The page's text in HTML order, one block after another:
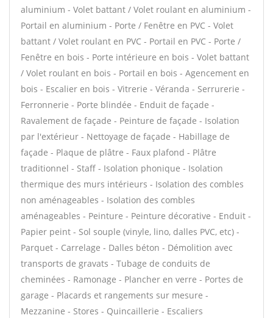
aluminium - Volet battant / Volet roulant en aluminium -
Portail en aluminium - Porte / Fenêtre en PVC - Volet
battant / Volet roulant en PVC - Portail en PVC - Porte /
Fenêtre en bois - Porte intérieure en bois - Volet battant
/ Volet roulant en bois - Portail en bois - Agencement en
bois - Escalier en bois - Vitrerie - Véranda - Serrurerie -
Ferronnerie - Porte blindée - Enduit de façade -
Ravalement de façade - Peinture de façade - Isolation
par l'extérieur - Nettoyage de façade - Habillage de
façade - Plaque de plâtre - Faux plafond - Plâtre
traditionnel - Staff - Isolation phonique - Isolation
thermique des murs intérieurs - Isolation des combles
non aménageables - Isolation des combles
aménageables - Peinture - Peinture décorative - Enduit -
Papier peint - Sol souple (vinyle, lino, dalles PVC, etc) -
Parquet - Carrelage - Dalles béton - Démolition avec
transports de gravats - Tubage de conduits de
cheminées - Ramonage - Plancher en verre - Portes de
garage - Placards et rangements sur mesure -
Mezzanine - Stores - Quincaillerie - Escaliers